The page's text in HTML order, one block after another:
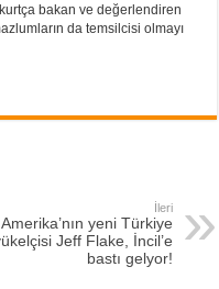
bakan ve değerlendiren
da temsilcisi olmayı
İleri
Amerika’nın yeni Türkiye
Jeff Flake, İncil’e
bastı gelyor!